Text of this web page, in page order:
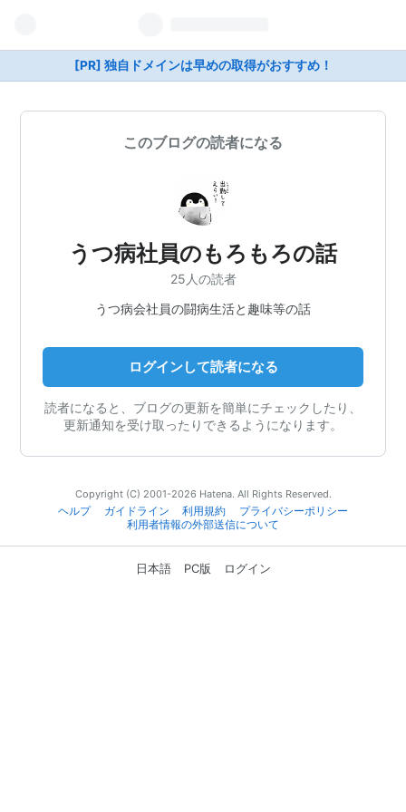
[PR] 独自ドメインは早めの取得がおすすめ！
このブログの読者になる
うつ病社員のもろもろの話
25人の読者
うつ病会社員の闘病生活と趣味等の話
ログインして読者になる
読者になると、ブログの更新を簡単にチェックしたり、
更新通知を受け取ったりできるようになります。
Copyright (C) 2001-2026 Hatena. All Rights Reserved.
ヘルプ
ガイドライン 利用規約
プライバシーポリシー
利用者情報の外部送信について
日本語 PC版 ログイン